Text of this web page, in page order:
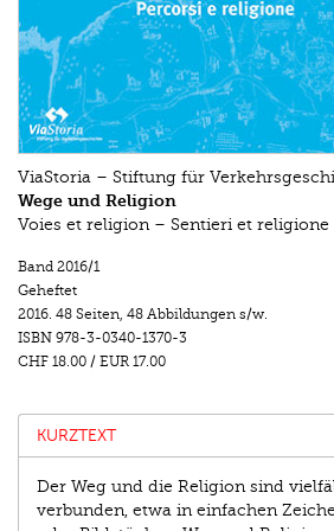
ViaStoria – Stiftung für
Wege und Religion
Voies et religion – Sentieri et religione
Band 2016/1
Geheftet
2016. 48 Seiten, 48 Abbildungen s/w.
ISBN 978-3-0340-1370-3
CHF 18.00 / EUR 17.00
KURZTEXT
Der Weg und die Religion sind
verbunden, etwa in einfachen